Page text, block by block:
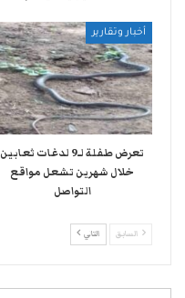
أخبار وتقارير
تعرض طفلة لـ9 لدغات ثعابين
خلال شهرين تشعل مواقع
التواصل
السابق التالي